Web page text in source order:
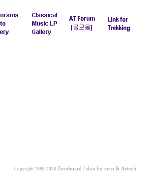
Copyright 1999-2026 Zeroboard / skin by zero & Artech